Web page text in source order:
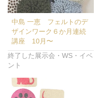
中島 一恵 フェルトのデ
ザインワーク６か月連続
講座 10月〜
終了した展示会・WS・イベ
ント